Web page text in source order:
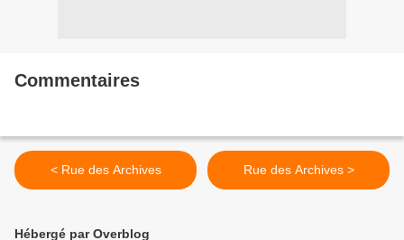
Commentaires
< Rue des Archives Rue des Archives >
Hébergé par Overblog